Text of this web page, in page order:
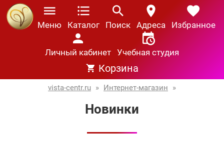
Меню Каталог Поиск Адреса Избранное
Личный кабинет Учебная студия
Корзина
vista-centr.ru » Интернет-магазин »
Новинки